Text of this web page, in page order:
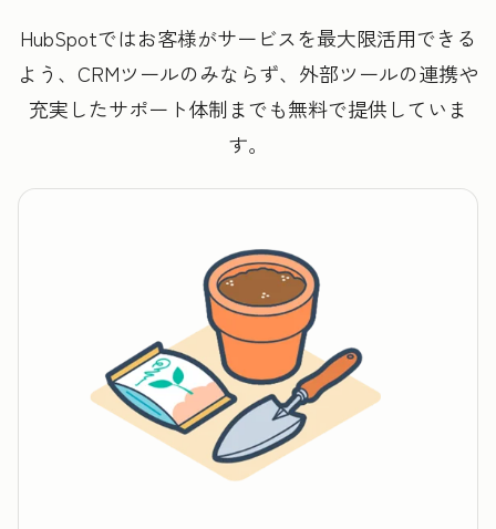
HubSpotではお客様がサービスを最大限活用できる
よう、CRMツールのみならず、外部ツールの連携や
充実したサポート体制までも無料で提供していま
す。